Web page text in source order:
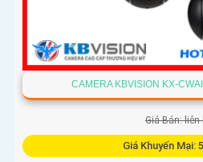
CAMERA KBVISION KX-
Giá Bán: liên
Giá Khuyến Mại: